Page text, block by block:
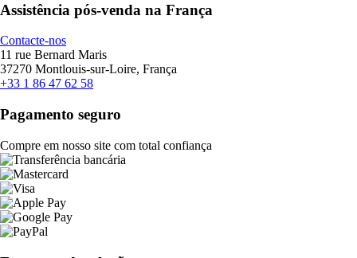
Assistência pós-venda na França
Contacte-nos
11 rue Bernard Maris
37270 Montlouis-sur-Loire, França
+33 1 86 47 62 58
Pagamento seguro
Compre em nosso site com total confiança